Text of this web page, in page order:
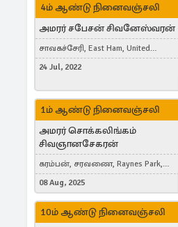
4ம் ஆண்டு நினைவஞ்சலி
அமரர் சபேசன் சிவனேஸ்வரன்
சாவகச்சேரி, East Ham, United
Kingdom
24 Jul, 2022
1ம் ஆண்டு நினைவஞ்சலி
அமரர் சொக்கலிங்கம்
சிவஞானசேகரன்
கரம்பன், சரவணை, Raynes Park,
London, United Kingdom
08 Aug, 2025
10ம் ஆண்டு நினைவஞ்சலி